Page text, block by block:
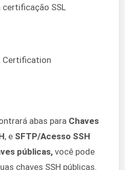
certificação SSL
abas para Chaves
, e SFTP/Acesso SSH
públicas, você pode
chaves SSH públicas.